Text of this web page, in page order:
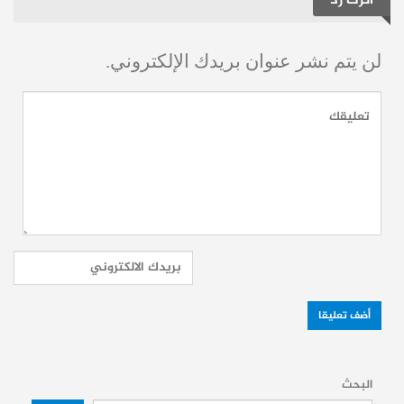
والروح الوطنية، من خلال فصول تتنوع بين
الجماعية، بمشاركة فرقة موسيقية يقودها
المايسترو عدنان فتح الله.
ومن يعتبره محاولة جديدة لتلميع رموز دعمت
النظام السابق خلال سنوات الحرب، في ظل
بقاء جراح السوريين مفتوحة وذاكرتهم مثقلة
لن يتم نشر عنوان بريدك الإلكتروني.
البحث